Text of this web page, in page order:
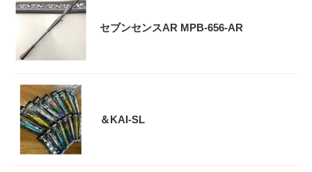
セブンセンスAR MPB-656-AR
＆KAI-SL